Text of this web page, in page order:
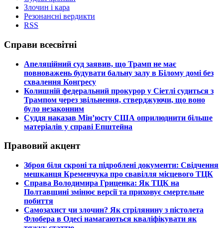
Злочин і кара
Резонансні вердикти
RSS
Справи всесвітні
​Апеляційний суд заявив, що Трамп не має
повноважень будувати бальну залу в Білому домі без
схвалення Конгресу
​Колишній федеральний прокурор у Сіетлі судиться з
Трампом через звільнення, стверджуючи, що воно
було незаконним
​Суддя наказав Мін’юсту США оприлюднити більше
матеріалів у справі Епштейна
Правовий акцент
​Зброя біля скроні та підроблені документи: Свідчення
мешканця Кременчука про свавілля місцевого ТЦК
​Справа Володимира Гриценка: Як ТЦК на
Полтавщині змінює версії та приховує смертельне
побиття
​Самозахист чи злочин? Як стрілянину з пістолета
Флобера в Одесі намагаються кваліфікувати як